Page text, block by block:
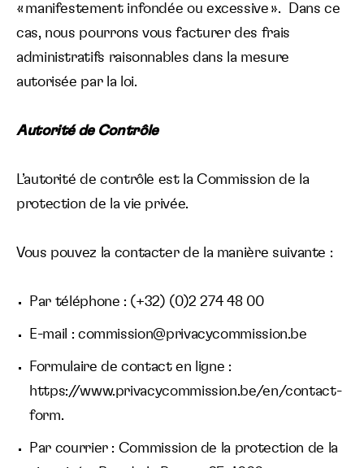
« manifestement infondée ou excessive ». Dans ce
cas, nous pourrons vous facturer des frais
administratifs raisonnables dans la mesure
autorisée par la loi.
Autorité de Contrôle
L’autorité de contrôle est la Commission de la
protection de la vie privée.
Vous pouvez la contacter de la manière suivante :
Par téléphone : (+32) (0)2 274 48 00
E-mail : commission@privacycommission.be
Formulaire de contact en ligne :
https://www.privacycommission.be/en/contact-
form.
Par courrier : Commission de la protection de la